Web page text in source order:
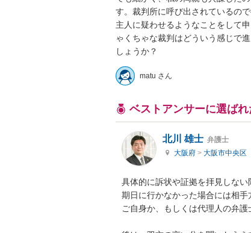
す。裁判所に呼び出されているの
主人に疑わせるようなことをして
ゃくちゃな裁判はどういう感じで
matu さん
ベストアンサーに選ばれ
北川 雄士 弁護士
大阪府 > 大阪市中央区
具体的に訴状や証拠を拝見しない
期日に行かなかった場合には相手
ご自身か、もしくは代理人の弁護